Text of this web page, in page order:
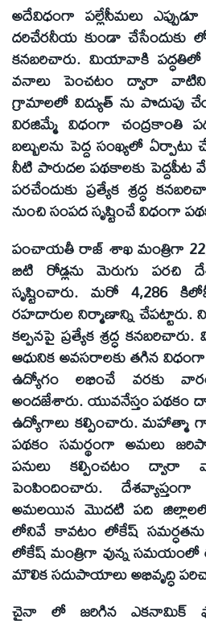
అదేవిధంగా పల్లేసీమలు
దరిచేరనీయ కుండా చేసేందుకు
కనబరిచారు. మియావాకి పద్ధతిలో
వనాలు పెంచటం ద్వారా
గ్రామాలలో విద్యుత్ ను పొదుపు
విరజిమ్మే విధంగా
బల్బులను పెద్ద సంఖ్యలో
నీటి పారుదల పథకాలకు పెద్దపీట
పరచేందుకు ప్రత్యేక శ్రద్ధ
నుంచి సంపద సృష్టించే విధంగా
పంచాయతీ రాజ్ శాఖ మంత్రిగా
బిటి రోడ్లను మెరుగు పరచి
సృష్టించారు. మరో 4,286
రహదారుల నిర్మాణాన్ని చేపట్టారు.
కల్పనపై ప్రత్యేక శ్రద్ధ
ఆధునిక అవసరాలకు తగిన విధంగా
ఉద్యోగం లభించే వరకు
అందజేశారు. యువనేస్తం పథకం
ఉద్యోగాలు కల్పించారు.
పథకం సమర్థంగా అమలు
పనులు కల్పించటం
పెంపిందించారు.
అమలయిన మొదటి పది జిల్లాలలో
లోనివే కావటం లోకేష్ సమర్ధతను
లోకేష్ మంత్రిగా వున్న సమయంలో
మౌలిక సదుపాయాలు అభివృద్ధి
చైనా లో జరిగిన ఎకనామిక్